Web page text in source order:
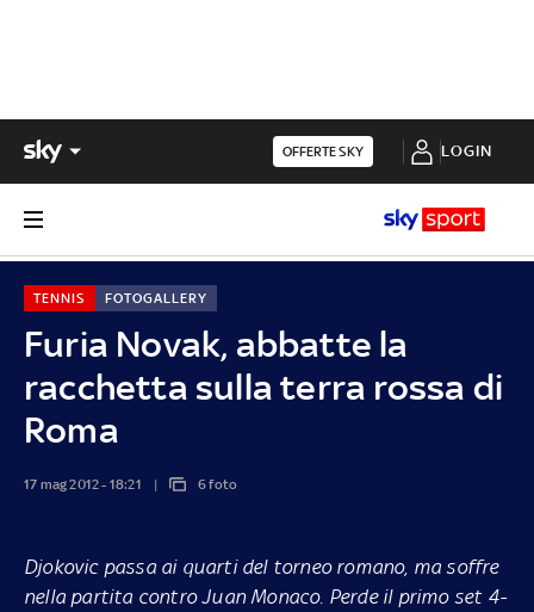
OFFERTE SKY LOGIN
Furia Novak, abbatte la
racchetta sulla terra rossa di
Roma
TENNIS FOTOGALLERY
17 mag 2012 - 18:21 6 foto
Djokovic passa ai quarti del torneo romano, ma soffre
nella partita contro Juan Monaco. Perde il primo set 4-